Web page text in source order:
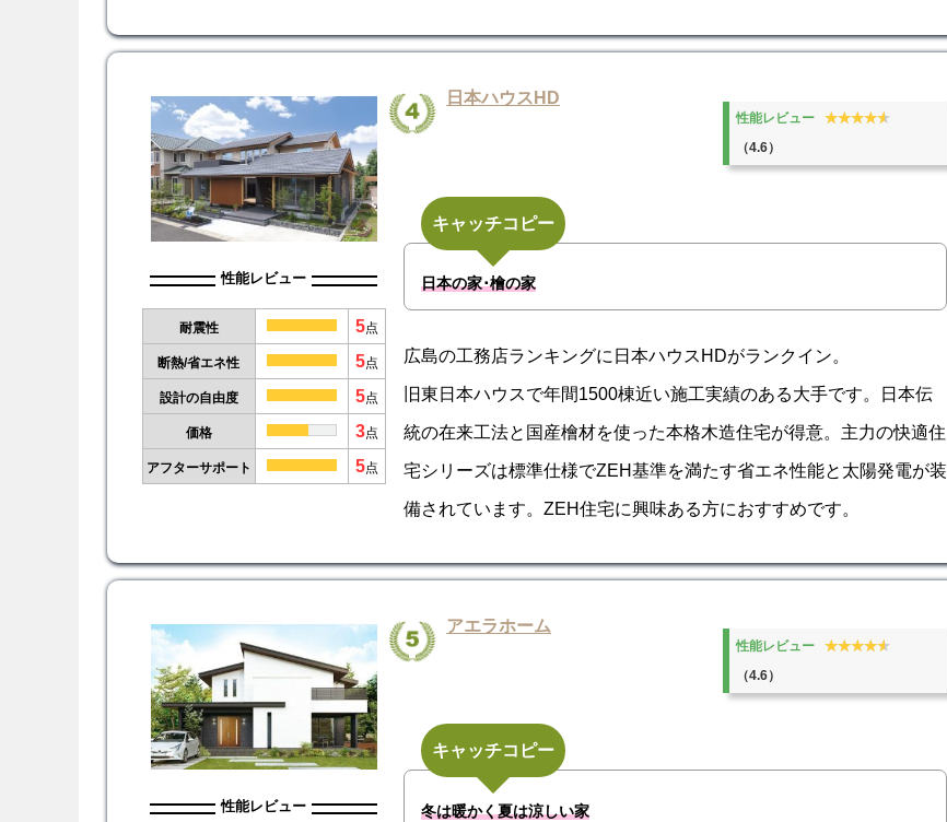
日本ハウスHD
性能レビュー ★★★★★
★★★★★
（4.6）
性能レビュー
耐震性 5点
断熱/省エネ性 5点
設計の自由度 5点
価格 3点
アフターサポート 5点
キャッチコピー
日本の家･檜の家
広島の工務店ランキングに日本ハウスHDがランクイン。
旧東日本ハウスで年間1500棟近い施工実績のある大手です。日本伝
統の在来工法と国産檜材を使った本格木造住宅が得意。主力の快適住
宅シリーズは標準仕様でZEH基準を満たす省エネ性能と太陽発電が装
備されています。ZEH住宅に興味ある方におすすめです。
アエラホーム
性能レビュー ★★★★★
★★★★★
（4.6）
性能レビュー
キャッチコピー
冬は暖かく夏は涼しい家